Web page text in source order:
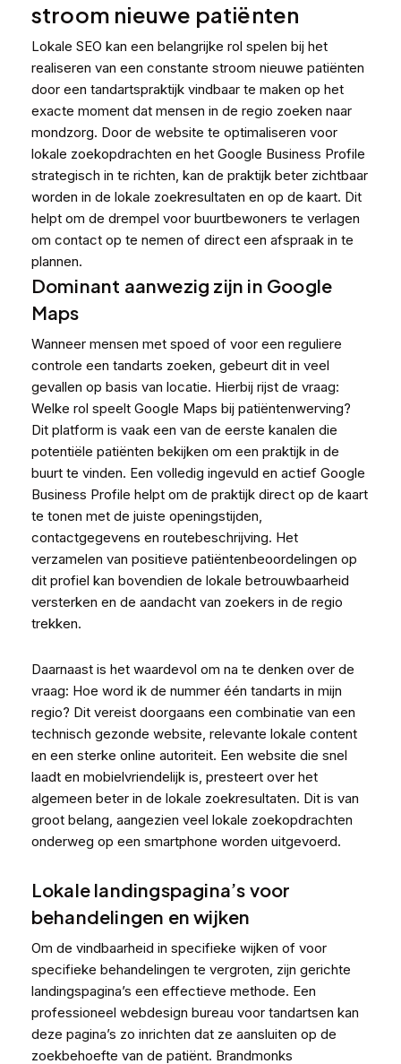
stroom nieuwe patiënten
Lokale SEO kan een belangrijke rol spelen bij het
realiseren van een constante stroom nieuwe patiënten
door een tandartspraktijk vindbaar te maken op het
exacte moment dat mensen in de regio zoeken naar
mondzorg. Door de website te optimaliseren voor
lokale zoekopdrachten en het Google Business Profile
strategisch in te richten, kan de praktijk beter zichtbaar
worden in de lokale zoekresultaten en op de kaart. Dit
helpt om de drempel voor buurtbewoners te verlagen
om contact op te nemen of direct een afspraak in te
plannen.
Dominant aanwezig zijn in Google
Maps
Wanneer mensen met spoed of voor een reguliere
controle een tandarts zoeken, gebeurt dit in veel
gevallen op basis van locatie. Hierbij rijst de vraag:
Welke rol speelt Google Maps bij patiëntenwerving?
Dit platform is vaak een van de eerste kanalen die
potentiële patiënten bekijken om een praktijk in de
buurt te vinden. Een volledig ingevuld en actief Google
Business Profile helpt om de praktijk direct op de kaart
te tonen met de juiste openingstijden,
contactgegevens en routebeschrijving. Het
verzamelen van positieve patiëntenbeoordelingen op
dit profiel kan bovendien de lokale betrouwbaarheid
versterken en de aandacht van zoekers in de regio
trekken.
Daarnaast is het waardevol om na te denken over de
vraag: Hoe word ik de nummer één tandarts in mijn
regio? Dit vereist doorgaans een combinatie van een
technisch gezonde website, relevante lokale content
en een sterke online autoriteit. Een website die snel
laadt en mobielvriendelijk is, presteert over het
algemeen beter in de lokale zoekresultaten. Dit is van
groot belang, aangezien veel lokale zoekopdrachten
onderweg op een smartphone worden uitgevoerd.
Lokale landingspagina’s voor
behandelingen en wijken
Om de vindbaarheid in specifieke wijken of voor
specifieke behandelingen te vergroten, zijn gerichte
landingspagina’s een effectieve methode. Een
professioneel webdesign bureau voor tandartsen kan
deze pagina’s zo inrichten dat ze aansluiten op de
zoekbehoefte van de patiënt. Brandmonks